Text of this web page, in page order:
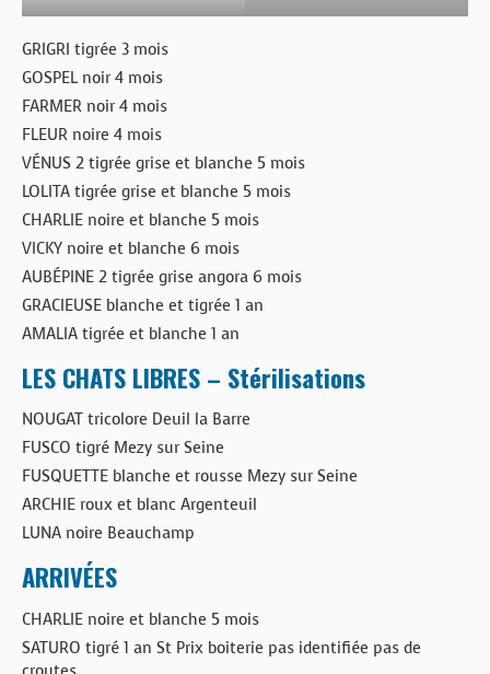
GRIGRI tigrée 3 mois
GOSPEL noir 4 mois
FARMER noir 4 mois
FLEUR noire 4 mois
VÉNUS 2 tigrée grise et blanche 5 mois
LOLITA tigrée grise et blanche 5 mois
CHARLIE noire et blanche 5 mois
VICKY noire et blanche 6 mois
AUBÉPINE 2 tigrée grise angora 6 mois
GRACIEUSE blanche et tigrée 1 an
AMALIA tigrée et blanche 1 an
LES CHATS LIBRES – Stérilisations
NOUGAT tricolore Deuil la Barre
FUSCO tigré Mezy sur Seine
FUSQUETTE blanche et rousse Mezy sur Seine
ARCHIE roux et blanc Argenteuil
LUNA noire Beauchamp
ARRIVÉES
CHARLIE noire et blanche 5 mois
SATURO tigré 1 an St Prix boiterie pas identifiée pas de